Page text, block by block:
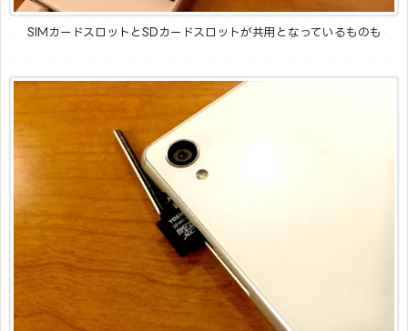
SIMカードスロットとSDカードスロットが共用となっているものも